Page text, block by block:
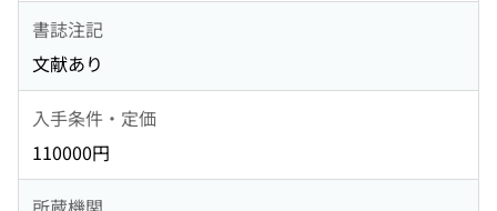
書誌注記
文献あり
入手条件・定価
110000円